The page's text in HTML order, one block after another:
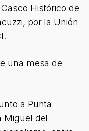
Histórico de
por la Unión
una mesa de
a Punta
Miguel del